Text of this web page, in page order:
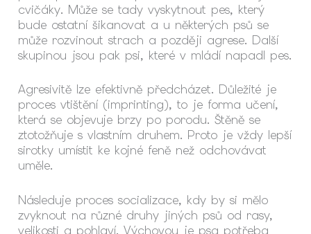
cvičáky. Může se tady vyskytnout pes, který
bude ostatní šikanovat a u některých psů se
může rozvinout strach a později agrese. Další
skupinou jsou pak psi, které v mládí napadl pes.
Agresivitě lze efektivně předcházet. Důležité je
proces vtištění (imprinting), to je forma učení,
která se objevuje brzy po porodu. Štěně se
ztotožňuje s vlastním druhem. Proto je vždy lepší
sirotky umístit ke kojné feně než odchovávat
uměle.
Následuje proces socializace, kdy by si mělo
zvyknout na různé druhy jiných psů od rasy,
velikosti a pohlaví. Výchovou je psa potřeba